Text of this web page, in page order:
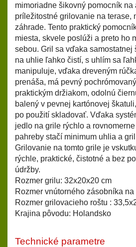
mimoriadne šikovný pomocník na
príležitostné grilovanie na terase,
záhrade. Tento praktický
miesta, skvele poslúži a preto ho
sebou. Gril sa vďaka samostatnej
na uhlie ľahko čistí, s uhlím sa
manipuluje, vďaka dreveným
prenáša, má pevný
praktickým držiakom, odolnú
balený v pevnej kartónovej
po použití skladovať. Vďaka
jedlo na grile rýchlo a
pahreby stačí minimum uhlia a
Grilovanie na tomto grile je
rýchle, praktické, čistotné a bez
údržby.
Rozmer grilu: 32x20x20 cm
Rozmer vnútorného zásobníka
Rozmer grilovacieho roštu :
Krajina pôvodu: Holandsko
Technické parametre